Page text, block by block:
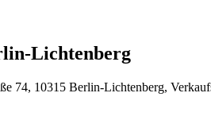
Lichtenberg
74, 10315 Berlin-Lichtenberg,